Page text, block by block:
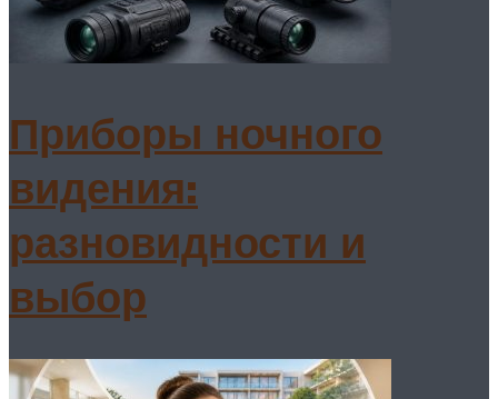
Приборы ночного
видения:
разновидности и
выбор